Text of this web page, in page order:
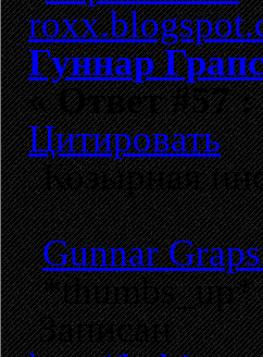
Гуннар
«Ответ #57 :
Цитировать
Козырная
Gunnar
*thumbs_up*
Записан